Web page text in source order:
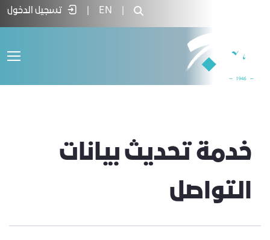
EN تسجيل الدخول
خدمة تحديث بيانات
التواصل